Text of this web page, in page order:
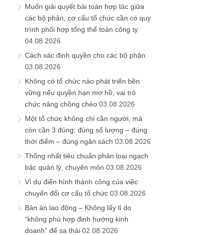
Muốn giải quyết bài toán hợp tác giữa
các bộ phận, cơ cấu tổ chức cần có quy
trình phối hợp tổng thể toàn công ty
04.08.2026
Cách xác định quyền cho các bộ phận
03.08.2026
Không có tổ chức nào phát triển bền
vững nếu quyền hạn mơ hồ, vai trò
chức năng chồng chéo 03.08.2026
Một tổ chức không chỉ cần người, mà
còn cần 3 đúng: đúng số lượng – đúng
thời điểm – đúng ngân sách 03.08.2026
Thống nhất tiêu chuẩn phân loại ngạch
bậc quản lý, chuyên môn 03.08.2026
Ví dụ điển hình thành công của việc
chuyển đổi cơ cấu tổ chức 03.08.2026
Bản án lao động – Không lấy lí do
“không phù hợp định hướng kinh
doanh” để sa thải 02.08.2026